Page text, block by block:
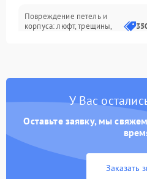
Повреждение петель и
корпуса: люфт, трещины,
быстрая разрядка,
Неисправность зарядного
питания
У Вас
Оставьте заявку, мы
Заказать